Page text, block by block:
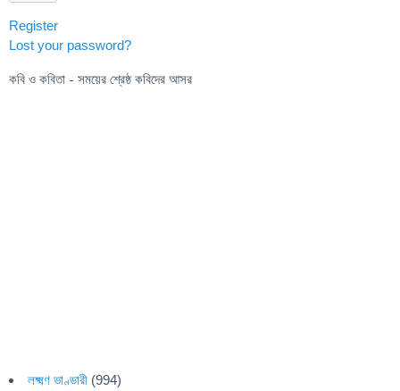
Register
Lost your password?
কবি ও কবিতা - সময়ের শ্রেষ্ঠ কবিদের আসর
লক্ষ্মণ ভাণ্ডারী (994)